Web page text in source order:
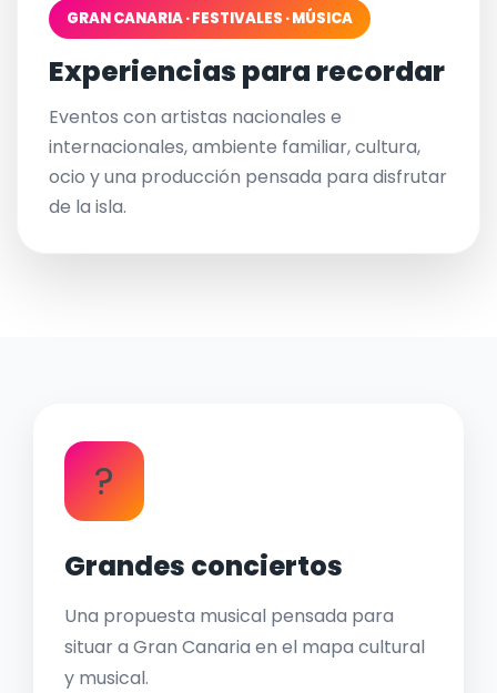
GRAN CANARIA · FESTIVALES · MÚSICA
Experiencias para recordar
Eventos con artistas nacionales e
internacionales, ambiente familiar, cultura,
ocio y una producción pensada para disfrutar
de la isla.
?
Grandes conciertos
Una propuesta musical pensada para
situar a Gran Canaria en el mapa cultural
y musical.